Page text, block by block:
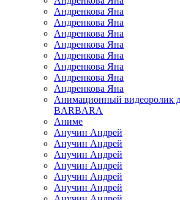
Андренкова Яна
Андренкова Яна
Андренкова Яна
Андренкова Яна
Андренкова Яна
Андренкова Яна
Андренкова Яна
Андренкова Яна
Анимационный видеоролик
BARBARA
Аниме
Анучин Андрей
Анучин Андрей
Анучин Андрей
Анучин Андрей
Анучин Андрей
Анучин Андрей